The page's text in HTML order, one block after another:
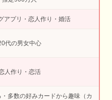
アプリ・恋人作り・婚活
代の男女中心
人作り・恋活
多数の好みカードから趣味（カ